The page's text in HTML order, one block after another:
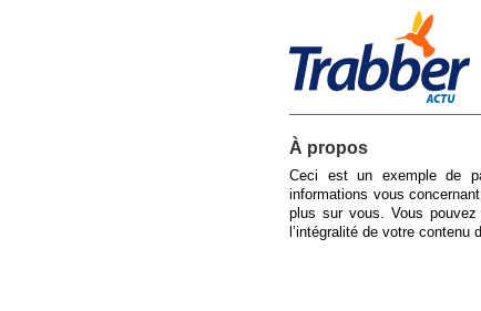
À propos
Ceci est un exemple de
informations vous
plus sur vous. Vous
l’intégralité de votre contenu